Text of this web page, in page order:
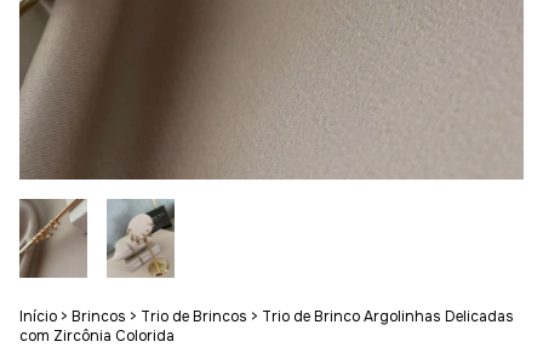
Início > Brincos > Trio de Brincos > Trio de Brinco Argolinhas Delicadas
com Zircônia Colorida